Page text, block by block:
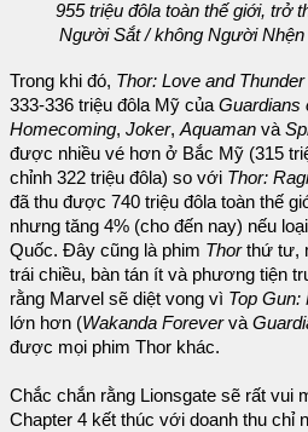
955 triệu đôla toàn thế giới, trở
Người Sắt / không Người
Trong khi đó, Thor: Love and Thunder
333-336 triệu đôla Mỹ của Guardians
Homecoming, Joker, Aquaman và
được nhiều vé hơn ở Bắc Mỹ (315
chỉnh 322 triệu đôla) so với Thor:
đã thu được 740 triệu đôla toàn thế
nhưng tăng 4% (cho đến nay) nếu
Quốc. Đây cũng là phim Thorthứ tư,
trái chiều, bàn tán ít và phương tiện
rằng Marvel sẽ diệt vong vì Top Gun:
lớn hơn (Wakanda Forevervà
được mọi phim Thor khác.
Chắc chắn rằng Lionsgate sẽ rất vui
Chapter 4 kết thúc với doanh thu chỉ